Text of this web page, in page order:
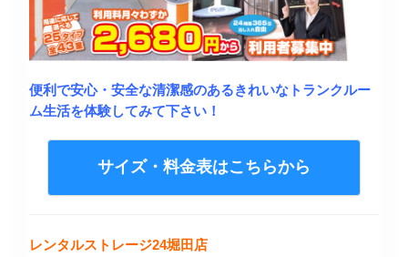
便利で安心・安全な清潔感のあるきれいなトランクルー
ム生活を体験してみて下さい！
サイズ・料金表はこちらから
レンタルストレージ24堀田店